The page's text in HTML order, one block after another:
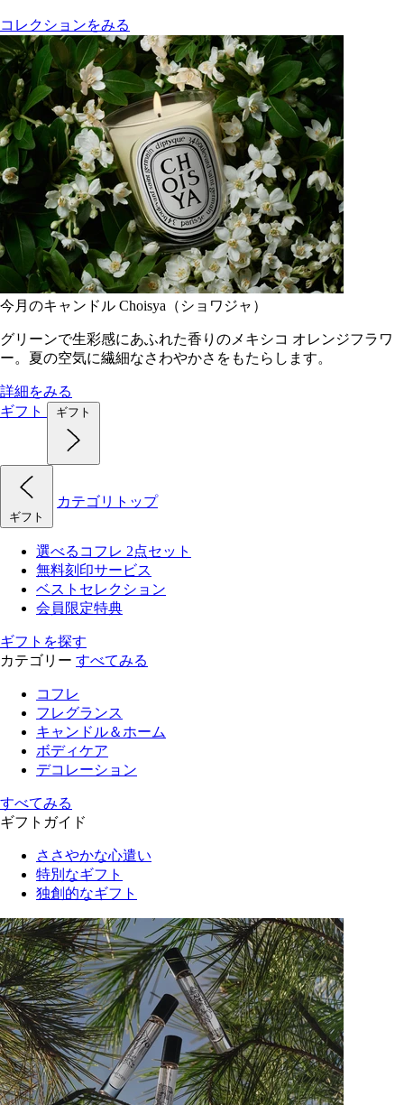
コレクションをみる
今月のキャンドル Choisya（ショワジャ）
グリーンで生彩感にあふれた香りのメキシコ オレンジフラワ
ー。夏の空気に繊細なさわやかさをもたらします。
詳細をみる
ギフト
ギフト
ギフト
カテゴリトップ
選べるコフレ 2点セット
無料刻印サービス
ベストセレクション
会員限定特典
ギフトを探す
カテゴリー すべてみる
コフレ
フレグランス
キャンドル＆ホーム
ボディケア
デコレーション
すべてみる
ギフトガイド
ささやかな心遣い
特別なギフト
独創的なギフト